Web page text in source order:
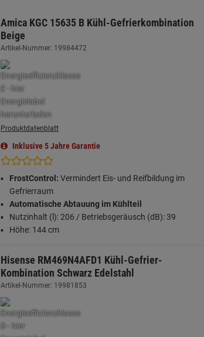
Amica KGC 15635 B Kühl-Gefrierkombination
Beige
Artikel-Nummer: 19984472
Produktdatenblatt
Inklusive 5 Jahre Garantie
FrostControl: Vermindert Eis- und Reifbildung im
Gefrierraum
Automatische Abtauung im Kühlteil
Nutzinhalt (l): 206 / Betriebsgeräusch (dB): 39
Höhe: 144 cm
Hisense RM469N4AFD1 Kühl-Gefrier-
Kombination Schwarz Edelstahl
Artikel-Nummer: 19981853